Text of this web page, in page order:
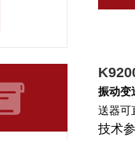
振动变
送器可
技术